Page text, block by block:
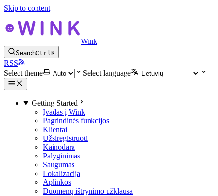
Skip to content
Wink
SearchCtrlK
RSS
Select theme
Select language
Getting Started
Įvadas į Wink
Pagrindinės funkcijos
Klientai
Užsiregistruoti
Kainodara
Palyginimas
Saugumas
Lokalizacija
Aplinkos
Duomenų ištrynimo užklausa